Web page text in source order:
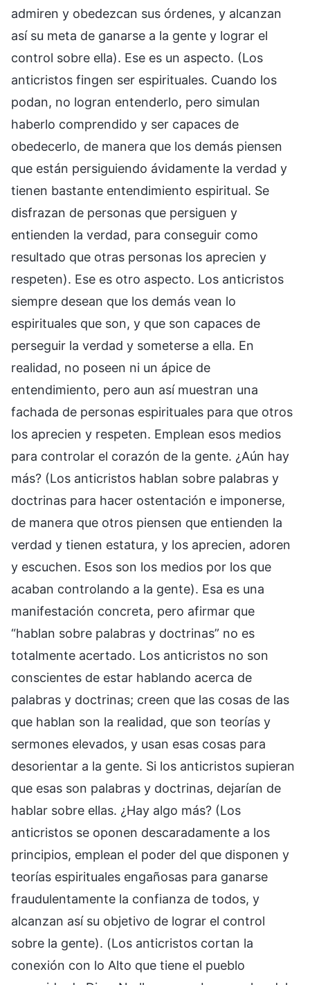
admiren y obedezcan sus órdenes, y alcanzan
así su meta de ganarse a la gente y lograr el
control sobre ella). Ese es un aspecto. (Los
anticristos fingen ser espirituales. Cuando los
podan, no logran entenderlo, pero simulan
haberlo comprendido y ser capaces de
obedecerlo, de manera que los demás piensen
que están persiguiendo ávidamente la verdad y
tienen bastante entendimiento espiritual. Se
disfrazan de personas que persiguen y
entienden la verdad, para conseguir como
resultado que otras personas los aprecien y
respeten). Ese es otro aspecto. Los anticristos
siempre desean que los demás vean lo
espirituales que son, y que son capaces de
perseguir la verdad y someterse a ella. En
realidad, no poseen ni un ápice de
entendimiento, pero aun así muestran una
fachada de personas espirituales para que otros
los aprecien y respeten. Emplean esos medios
para controlar el corazón de la gente. ¿Aún hay
más? (Los anticristos hablan sobre palabras y
doctrinas para hacer ostentación e imponerse,
de manera que otros piensen que entienden la
verdad y tienen estatura, y los aprecien, adoren
y escuchen. Esos son los medios por los que
acaban controlando a la gente). Esa es una
manifestación concreta, pero afirmar que
“hablan sobre palabras y doctrinas” no es
totalmente acertado. Los anticristos no son
conscientes de estar hablando acerca de
palabras y doctrinas; creen que las cosas de las
que hablan son la realidad, que son teorías y
sermones elevados, y usan esas cosas para
desorientar a la gente. Si los anticristos supieran
que esas son palabras y doctrinas, dejarían de
hablar sobre ellas. ¿Hay algo más? (Los
anticristos se oponen descaradamente a los
principios, emplean el poder del que disponen y
teorías espirituales engañosas para ganarse
fraudulentamente la confianza de todos, y
alcanzan así su objetivo de lograr el control
sobre la gente). (Los anticristos cortan la
conexión con lo Alto que tiene el pueblo